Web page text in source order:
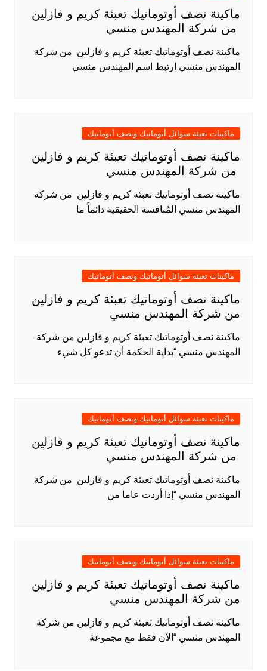
ماكينة نصف أوتوماتيك تعبئة كريم و فازلين
من شركة المهندس منسي
ماكينة نصف أوتوماتيك تعبئة كريم و فازلين من شركة
المهندس منسي ارتبط اسم المهندس منسي
ماكينات تعبئة سوائل أتوماتيك ونصف أتوماتيك
ماكينة نصف أوتوماتيك تعبئة كريم و فازلين
من شركة المهندس منسي
ماكينة نصف أوتوماتيك تعبئة كريم و فازلين من شركة
المهندس منسي المُنافسة الحقيقية دائماً ما
ماكينات تعبئة سوائل أتوماتيك ونصف أتوماتيك
ماكينة نصف أوتوماتيك تعبئة كريم و فازلين
من شركة المهندس منسي
ماكينة نصف أوتوماتيك تعبئة كريم و فازلين من شركة
المهندس منسي “بداية الحكمة أن تدعو كل شيء
ماكينات تعبئة سوائل أتوماتيك ونصف أتوماتيك
ماكينة نصف أوتوماتيك تعبئة كريم و فازلين
من شركة المهندس منسي
ماكينة نصف أوتوماتيك تعبئة كريم و فازلين من شركة
المهندس منسي “إذا أردت عاما من
ماكينات تعبئة سوائل أتوماتيك ونصف أتوماتيك
ماكينة نصف أوتوماتيك تعبئة كريم و فازلين
من شركة المهندس منسي
ماكينة نصف أوتوماتيك تعبئة كريم و فازلين من شركة
المهندس منسي “الآن فقط مع مجموعة